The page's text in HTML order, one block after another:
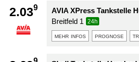
2.039
AVIA XPress Tankstelle
Breitfeld 1
24h
mehr infos prognose